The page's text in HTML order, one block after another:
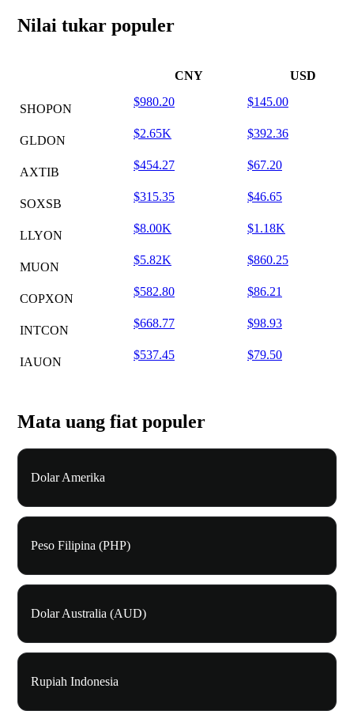
Nilai tukar populer
CNY USD
SHOPON
$980.20 $145.00
GLDON
$2.65K $392.36
AXTIB
$454.27 $67.20
SOXSB
$315.35 $46.65
LLYON
$8.00K $1.18K
MUON
$5.82K $860.25
COPXON
$582.80 $86.21
INTCON
$668.77 $98.93
IAUON
$537.45 $79.50
Mata uang fiat populer
Dolar Amerika
Peso Filipina (PHP)
Dolar Australia (AUD)
Rupiah Indonesia